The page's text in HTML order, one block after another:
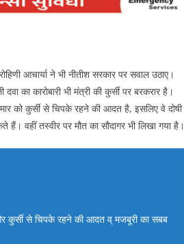
आचार्या ने भी नीतीश सरकार पर सवाल उठाए।
का कारोबारी भी मंत्री की कुर्सी पर बरकरार है।
को कुर्सी से चिपके रहने की आदत है, इसलिए वे दोषी
वहीं तस्वीर पर मौत का सौदागर भी लिखा गया है।
कुर्सी से चिपके रहने की आदत व् मजबूरी का सबब